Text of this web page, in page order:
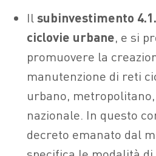
Ilsubinvestimento
ciclovie urbane, e si
promuovere la
manutenzione di reti
urbano,
nazionale. In questo
decreto emanato dal